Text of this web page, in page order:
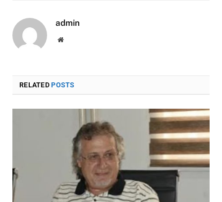
admin
Website
RELATEDPOSTS